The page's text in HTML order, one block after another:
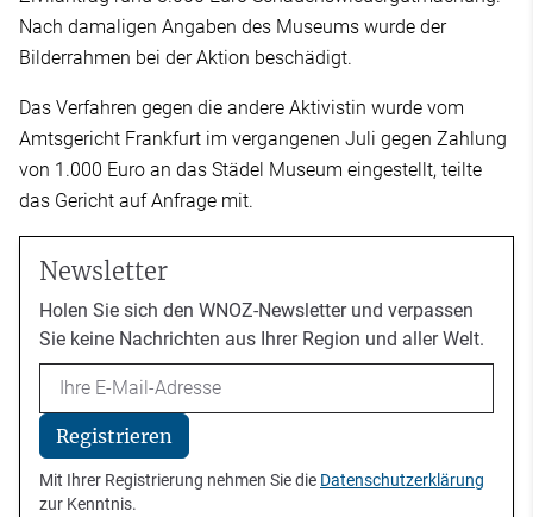
Nach damaligen Angaben des Museums wurde der
Bilderrahmen bei der Aktion beschädigt.
Das Verfahren gegen die andere Aktivistin wurde vom
Amtsgericht Frankfurt im vergangenen Juli gegen Zahlung
von 1.000 Euro an das Städel Museum eingestellt, teilte
das Gericht auf Anfrage mit.
Newsletter
Holen Sie sich den WNOZ-Newsletter und verpassen
Sie keine Nachrichten aus Ihrer Region und aller Welt.
Email
Registrieren
Mit Ihrer Registrierung nehmen Sie die Datenschutzerklärung
zur Kenntnis.